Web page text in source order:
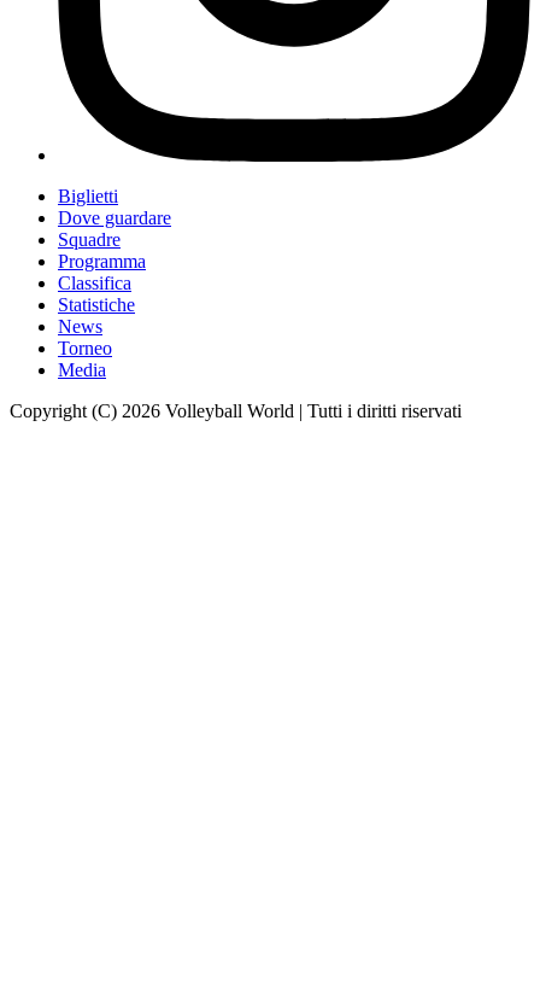
Biglietti
Dove guardare
Squadre
Programma
Classifica
Statistiche
News
Torneo
Media
Copyright (C) 2026 Volleyball World | Tutti i diritti riservati